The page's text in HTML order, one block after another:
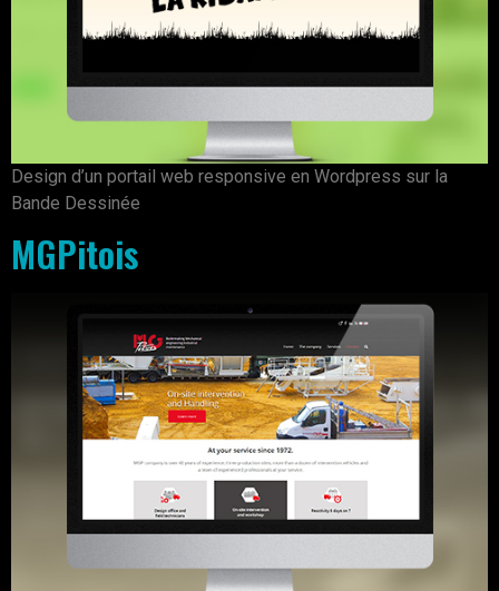
Design d’un portail web responsive en Wordpress sur la
Bande Dessinée
MGPitois